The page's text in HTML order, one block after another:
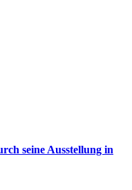
seine Ausstellung in